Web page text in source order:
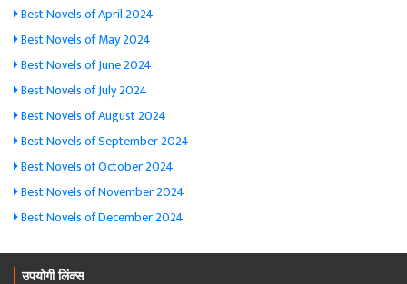
Best Novels of April 2024
Best Novels of May 2024
Best Novels of June 2024
Best Novels of July 2024
Best Novels of August 2024
Best Novels of September 2024
Best Novels of October 2024
Best Novels of November 2024
Best Novels of December 2024
उपयोगी लिंक्स